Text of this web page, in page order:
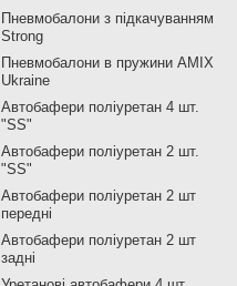
Пневмобалони з підкачуванням
Strong
Пневмобалони в пружини AMIX
Ukraine
Автобафери поліуретан 4 шт.
"SS"
Автобафери поліуретан 2 шт.
"SS"
Автобафери поліуретан 2 шт
передні
Автобафери поліуретан 2 шт
задні